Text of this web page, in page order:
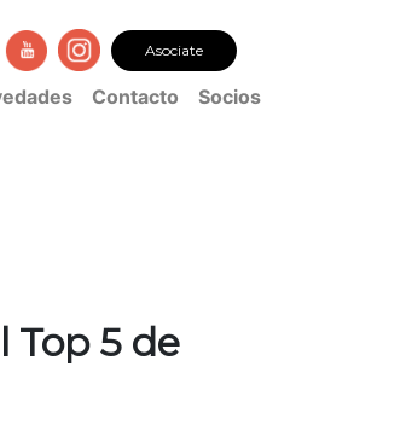
Asociate
Contacto Socios
Top 5 de